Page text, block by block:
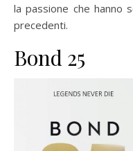
la passione che hanno
precedenti.
Bond 25